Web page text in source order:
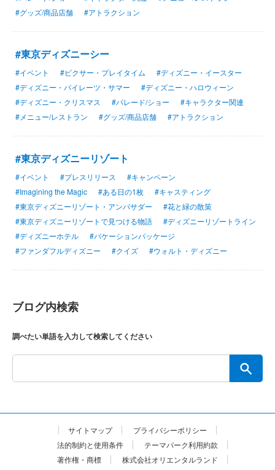
#グッズ/商品店舗
#アトラクション
#東京ディズニーシー
#イベント #ピクサー・プレイタイム
#ディズニー・イースター
#ディズニー・パイレーツ・サマー
#ディズニー・ハロウィーン
#ディズニー・クリスマス
#パレード/ショー
#キャラクター関連
#メニュー/レストラン
#グッズ/商品店舗 #アトラクション
#東京ディズニーリゾート
#イベント #プレスリリース
#キャンペーン
#Imagining the Magic
#ある日の1枚
#キャスティング
#東京ディズニーリゾート・アンバサダー
#花と緑の散策
#東京ディズニーリゾートで見つける物語
#ディズニーリゾートライン
#ディズニーホテル
#バケーションパッケージ
#ファンダフルディズニー
#クイズ #ウォルト・ディズニー
ブログ内検索
調べたい単語を入力して検索してください
サイトマップ
プライバシーポリシー
法的制約と使用条件
テーマパーク利用約款
著作権・商標
株式会社オリエンタルランド